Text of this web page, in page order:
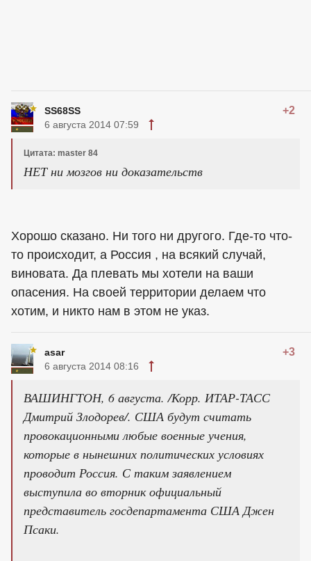
SS68SS +2
6 августа 2014 07:59
Цитата: master 84
НЕТ ни мозгов ни доказательств
Хорошо сказано. Ни того ни другого. Где-то что-
то происходит, а Россия , на всякий случай,
виновата. Да плевать мы хотели на ваши
опасения. На своей территории делаем что
хотим, и никто нам в этом не указ.
asar +3
6 августа 2014 08:16
ВАШИНГТОН, 6 августа. /Корр. ИТАР-ТАСС
Дмитрий Злодорев/. США будут считать
провокационными любые военные учения,
которые в нынешних политических условиях
проводит Россия. С таким заявлением
выступила во вторник официальный
представитель госдепартамента США Джен
Псаки.